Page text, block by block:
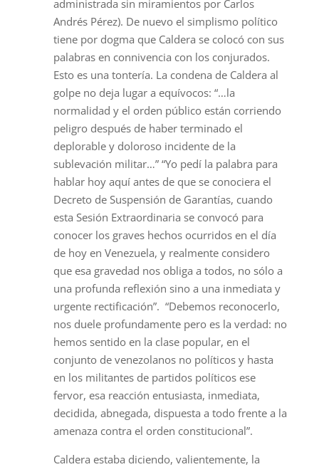
administrada sin miramientos por Carlos
Andrés Pérez). De nuevo el simplismo político
tiene por dogma que Caldera se colocó con sus
palabras en connivencia con los conjurados.
Esto es una tontería. La condena de Caldera al
golpe no deja lugar a equívocos: “…la
normalidad y el orden público están corriendo
peligro después de haber terminado el
deplorable y doloroso incidente de la
sublevación militar…” “Yo pedí la palabra para
hablar hoy aquí antes de que se conociera el
Decreto de Suspensión de Garantías, cuando
esta Sesión Extraordinaria se convocó para
conocer los graves hechos ocurridos en el día
de hoy en Venezuela, y realmente considero
que esa gravedad nos obliga a todos, no sólo a
una profunda reflexión sino a una inmediata y
urgente rectificación”. “Debemos reconocerlo,
nos duele profundamente pero es la verdad: no
hemos sentido en la clase popular, en el
conjunto de venezolanos no políticos y hasta
en los militantes de partidos políticos ese
fervor, esa reacción entusiasta, inmediata,
decidida, abnegada, dispuesta a todo frente a la
amenaza contra el orden constitucional”.
Caldera estaba diciendo, valientemente, la